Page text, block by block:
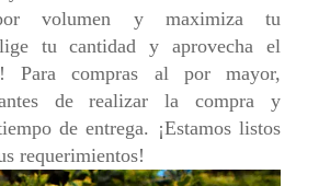
volumen y maximiza tu
tu cantidad y aprovecha el
Para compras al por mayor,
antes de realizar la compra y
de entrega. ¡Estamos listos
requerimientos!